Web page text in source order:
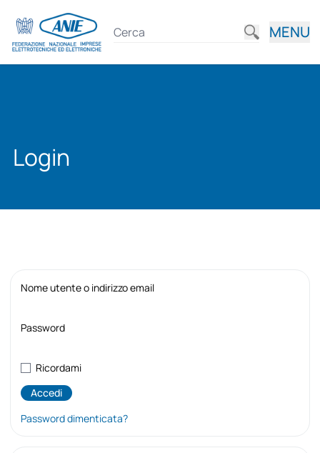
MENU
Login
Nome utente o indirizzo email
Password
Ricordami
Password dimenticata?